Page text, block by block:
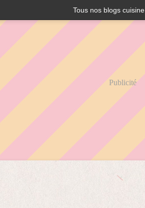
Tous nos blogs cuisine
Publicité